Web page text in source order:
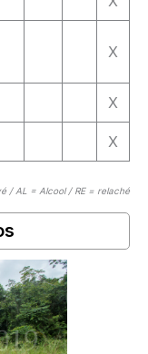
X
X
X
/ AL = Alcool / RE = relaché